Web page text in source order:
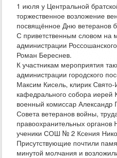
1 июля у Центральной
торжественное возложение
посвящённое Дню ветеранов
С приветственным словом на
администрации
Роман Береснев.
К участникам мероприятия
администрации городского
Максим Кисель, клирик Свято-
кафедрального собора иерей
военный комиссар Александр
Совета ветеранов войны,
правоохранительных органов
ученики СОШ № 2 Ксения
Присутствующие почтили
минутой молчания и